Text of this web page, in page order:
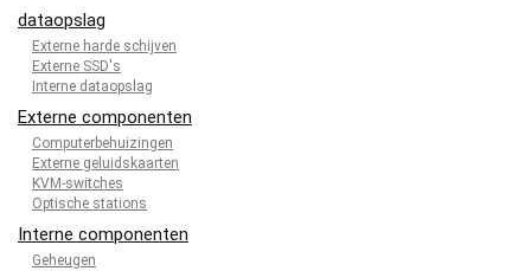
dataopslag
Externe harde schijven
Externe SSD's
Interne dataopslag
Externe componenten
Computerbehuizingen
Externe geluidskaarten
KVM-switches
Optische stations
Interne componenten
Geheugen